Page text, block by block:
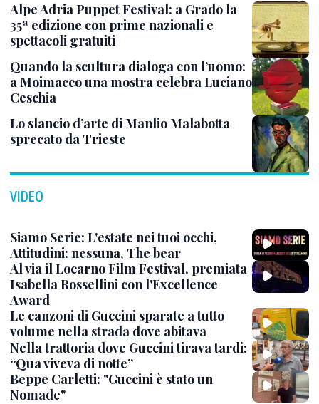
Alpe Adria Puppet Festival: a Grado la
35ª edizione con prime nazionali e
spettacoli gratuiti
Quando la scultura dialoga con l’uomo:
a Moimacco una mostra celebra Luciano
Ceschia
Lo slancio d’arte di Manlio Malabotta
sprecato da Trieste
VIDEO
Siamo Serie: L'estate nei tuoi occhi,
Attitudini: nessuna, The bear
Al via il Locarno Film Festival, premiata
Isabella Rossellini con l'Excellence
Award
Le canzoni di Guccini sparate a tutto
volume nella strada dove abitava
Nella trattoria dove Guccini tirava tardi:
“Qua viveva di notte”
Beppe Carletti: "Guccini è stato un
Nomade"